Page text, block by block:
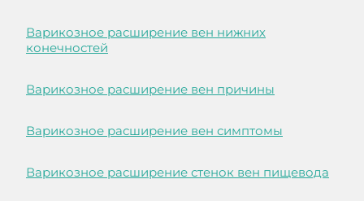
Варикозное расширение вен нижних
конечностей
Варикозное расширение вен причины
Варикозное расширение вен симптомы
Варикозное расширение стенок вен пищевода